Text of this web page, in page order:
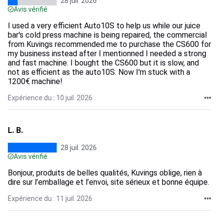
Avis vérifié
I used a very efficient Auto10S to help us while our juice
bar's cold press machine is being repaired, the commercial
from Kuvings recommended me to purchase the CS600 for
my business instead after I mentionned I needed a strong
and fast machine. I bought the CS600 but it is slow, and
not as efficient as the auto10S. Now I'm stuck with a
1200€ machine!
Expérience du : 10 juil. 2026
L. B.
28 juil. 2026
Avis vérifié
Bonjour, produits de belles qualités, Kuvings oblige, rien à
dire sur l’emballage et l’envoi, site sérieux et bonne équipe.
Expérience du : 11 juil. 2026